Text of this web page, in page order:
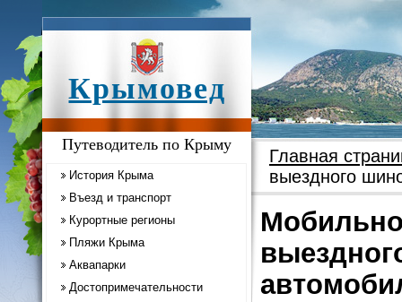
Крымовед
Путеводитель по Крыму
История Крыма
Въезд и транспорт
Курортные регионы
Пляжи Крыма
Аквапарки
Достопримечательности
Главная
выездного